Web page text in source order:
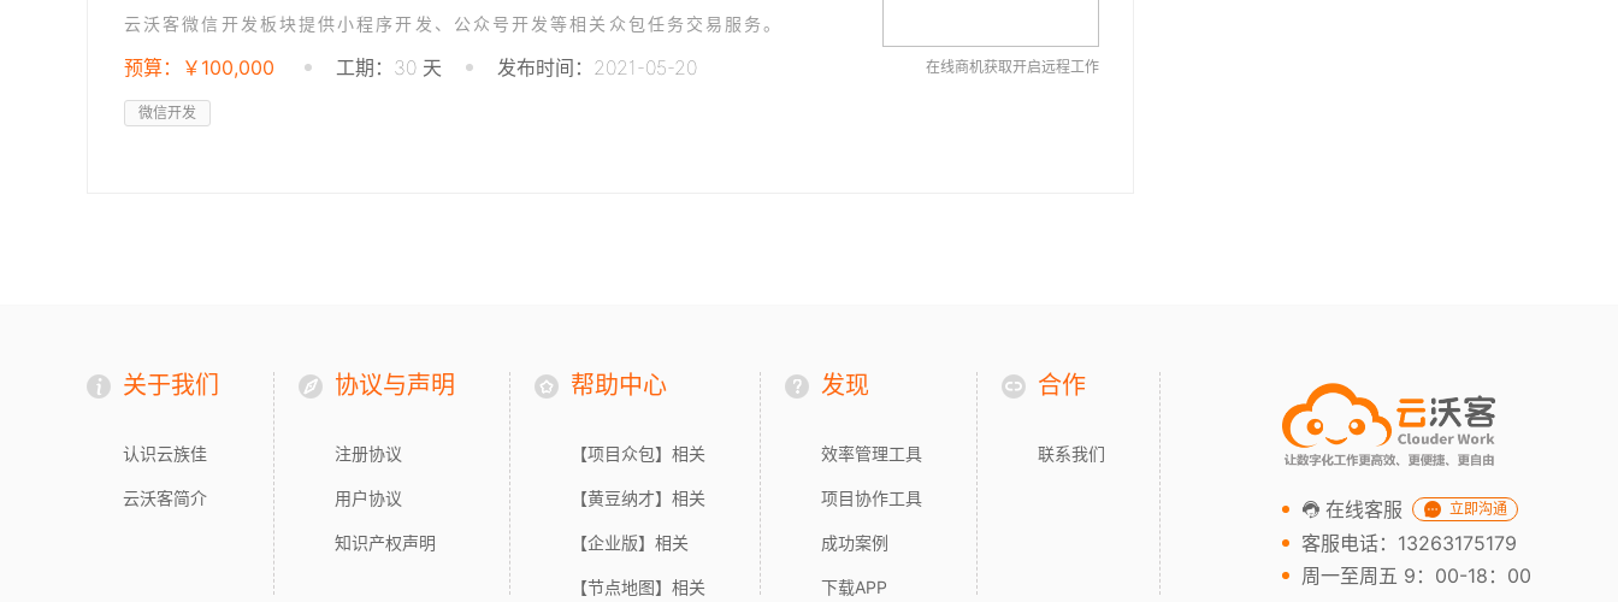
云沃客微信开发板块提供小程序开发、公众号开发等相关众包任务交易服务。
预算：￥100,000 工期：30 天 发布时间：2021-05-20
微信开发
在线商机获取开启远程工作
关于我们
认识云族佳
云沃客简介
协议与声明
注册协议
用户协议
知识产权声明
帮助中心
【项目众包】相关
【黄豆纳才】相关
【企业版】相关
【节点地图】相关
发现
效率管理工具
项目协作工具
成功案例
下载APP
合作
联系我们
在线客服 立即沟通
客服电话：13263175179
周一至周五 9：00-18：00